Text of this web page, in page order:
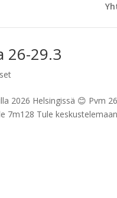
26-29.3
2026 Helsingissä 😊 Pvm
Tule